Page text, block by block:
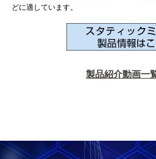
どに適しています。
製品紹介動画一